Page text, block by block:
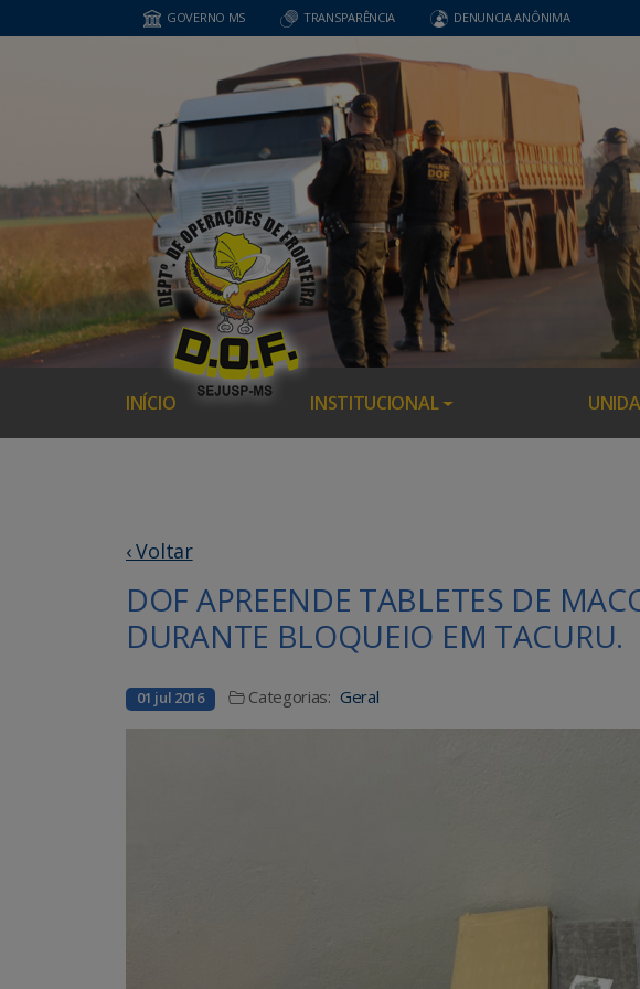
GOVERNO MS TRANSPARÊNCIA DENUNCIA ANÔNIMA
INÍCIO INSTITUCIONAL
‹ Voltar
DOF APREENDE TABLETES DE
DURANTE BLOQUEIO EM TACURU.
01 jul 2016 Categorias: Geral